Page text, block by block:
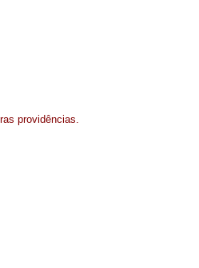
providências.